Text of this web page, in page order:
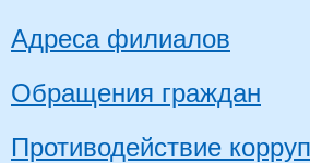
Адреса филиалов
Обращения граждан
Противодействие